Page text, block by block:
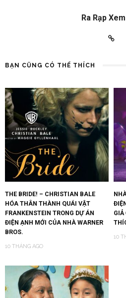
Ra Rạp
BẠN CŨNG CÓ THỂ THÍCH
THE BRIDE! – CHRISTIAN BALE
HÓA THÂN THÀNH QUÁI VẬT
FRANKENSTEIN TRONG DỰ ÁN
ĐIỆN ẠNH MỚI CỦA NHÀ WARNER
BROS.
10 THÁNG AGO
GIẢ
10